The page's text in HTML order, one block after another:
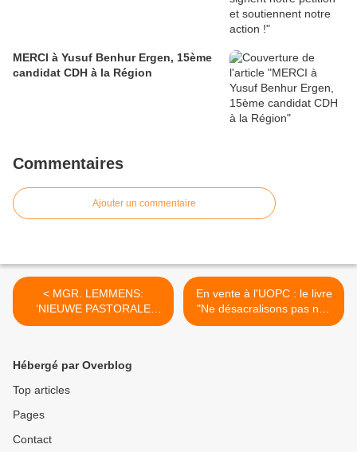
MERCI à Yusuf Benhur Ergen, 15ème
candidat CDH à la Région
Commentaires
Ajouter un commentaire
< MGR. LEMMENS:
‘NIEUWE PASTORALE
ZONES MOETEN NIEUWE
CHRISTUS’
En vente à l'UOPC : le livre
"Ne désacralisons pas nos
églises" >
Hébergé par Overblog
Top articles
Pages
Contact